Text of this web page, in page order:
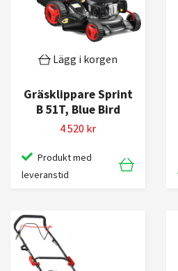
Lägg i korgen
Gräsklippare Sprint
B 51T, Blue Bird
4 520 kr
Produkt med
leveranstid